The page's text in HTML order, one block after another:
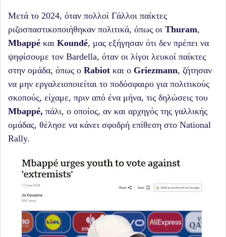
Μετά το 2024, όταν πολλοί Γάλλοι παίκτες
ριζοσπαστικοποιήθηκαν πολιτικά, όπως οι Thuram,
Mbappé και Koundé, μας εξήγησαν ότι δεν πρέπει να
ψηφίσουμε τον Bardella, όταν οι λίγοι λευκοί παίκτες
στην ομάδα, όπως ο Rabiot και ο Griezmann, ζήτησαν
να μην εργαλειοποιείται το ποδόσφαιρο για πολιτικούς
σκοπούς, είχαμε, πριν από ένα μήνα, τις δηλώσεις του
Mbappé, πάλι, ο οποίος, αν και αρχηγός της γαλλικής
ομάδας, θέλησε να κάνει σφοδρή επίθεση στο National
Rally.